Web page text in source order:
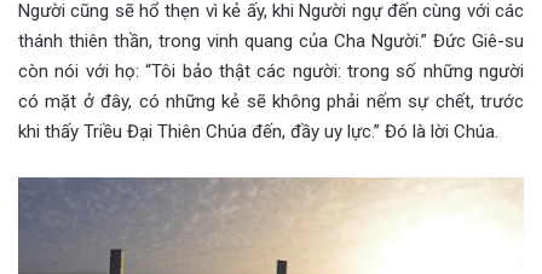
Người cũng sẽ hổ thẹn vì kẻ ấy, khi Người ngự đến cùng với các
thánh thiên thần, trong vinh quang của Cha Người.” Đức Giê-su
còn nói với họ: “Tôi bảo thật các người: trong số những người
có mặt ở đây, có những kẻ sẽ không phải nếm sự chết, trước
khi thấy Triều Đại Thiên Chúa đến, đầy uy lực.” Đó là lời Chúa.